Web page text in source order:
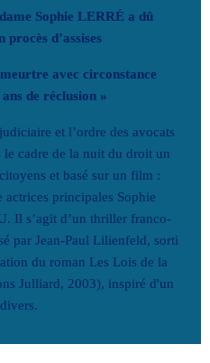
Sophie LERRÉ a dû
d’assises
avec circonstance
de réclusion »
et l’ordre des avocats
le cadre de la nuit du droit un
et basé sur un film :
actrices principales Sophie
Il s’agit d’un thriller franco-
par Jean-Paul Lilienfeld, sorti
du roman Les Lois de la
Julliard, 2003), inspiré d'un